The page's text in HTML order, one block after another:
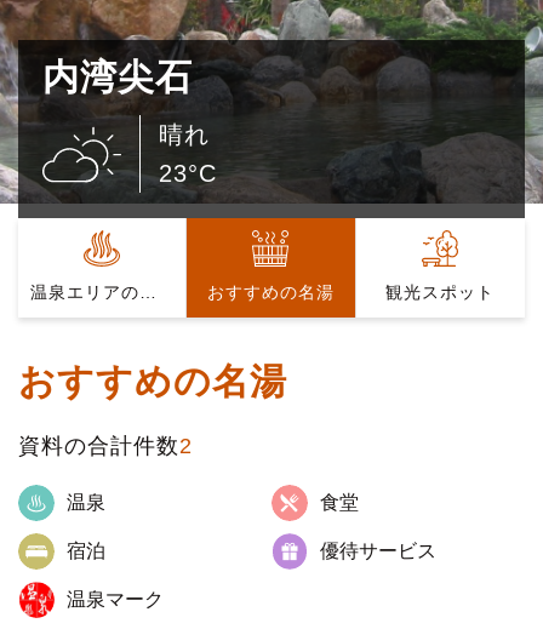
内湾尖石
晴れ
23°C
おすすめの名湯 観光スポット
おすすめの名湯
資料の合計件数2
温泉 食堂
宿泊 優待サービス
温泉マーク